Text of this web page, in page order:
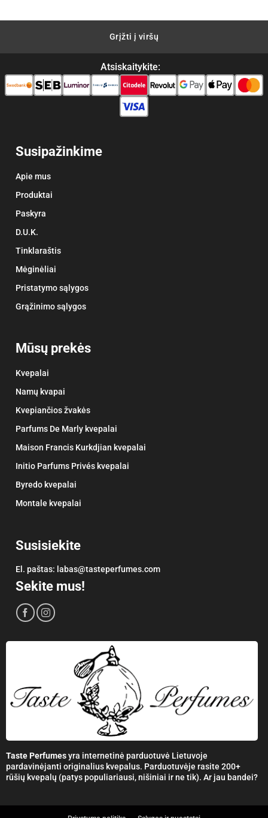
Grįžti į viršų
Atsiskaitykite:
Susipažinkime
Apie mus
Produktai
Paskyra
D.U.K.
Tinklaraštis
Mėginėliai
Pristatymo sąlygos
Grąžinimo sąlygos
Mūsų prekės
Kvepalai
Namų kvapai
Kvepiančios žvakės
Parfums De Marly kvepalai
Maison Francis Kurkdjian kvepalai
Initio Parfums Privés kvepalai
Byredo kvepalai
Montale kvepalai
Susisiekite
El. paštas: labas@tasteperfumes.com
Sekite mus!
Taste Perfumesyra internetinė parduotuvė Lietuvoje
pardavinėjanti originalius kvepalus. Parduotuvėje rasite 200+
rūšių kvepalų (patys populiariausi, nišiniai ir ne tik). Ar jau bandei?